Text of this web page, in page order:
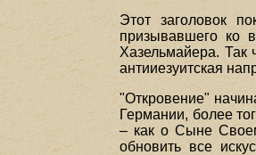
Этот заголовок
призывавшего ко
Хазельмайера. Так
антииезуитская
"Откровение"
Германии, более
– как о Сыне
обновить все